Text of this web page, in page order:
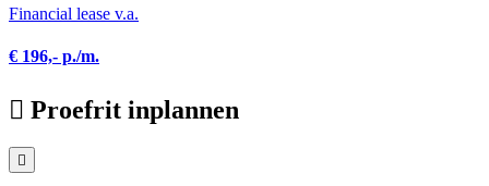
Financial lease v.a.
€ 196,- p./m.
Proefrit inplannen